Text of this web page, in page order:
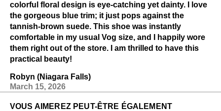
colorful floral design is eye-catching yet dainty. I love
the gorgeous blue trim; it just pops against the
tannish-brown suede. This shoe was instantly
comfortable in my usual Vog size, and I happily wore
them right out of the store. I am thrilled to have this
practical beauty!
Robyn (Niagara Falls)
March 15, 2026
VOUS AIMEREZ PEUT-ÊTRE ÉGALEMENT